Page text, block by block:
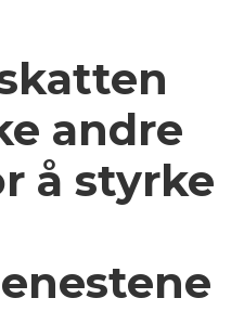
andre
å styrke